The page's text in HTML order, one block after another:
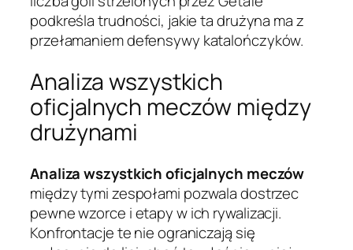
podkreśla trudności, jakie ta drużyna ma z
przełamaniem defensywy katalończyków.
Analiza wszystkich
oficjalnych meczów między
drużynami
Analiza wszystkich oficjalnych meczów
między tymi zespołami pozwala dostrzec
pewne wzorce i etapy w ich rywalizacji.
Konfrontacje te nie ograniczają się